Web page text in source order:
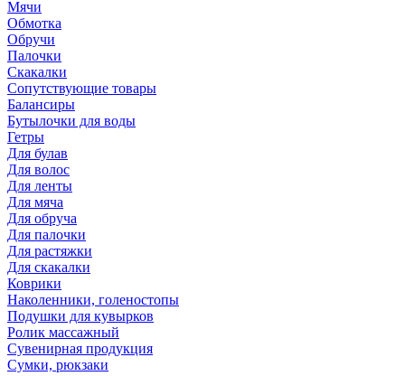
Мячи
Обмотка
Обручи
Палочки
Скакалки
Сопутствующие товары
Балансиры
Бутылочки для воды
Гетры
Для булав
Для волос
Для ленты
Для мяча
Для обруча
Для палочки
Для растяжки
Для скакалки
Коврики
Наколенники, голеностопы
Подушки для кувырков
Ролик массажный
Сувенирная продукция
Сумки, рюкзаки